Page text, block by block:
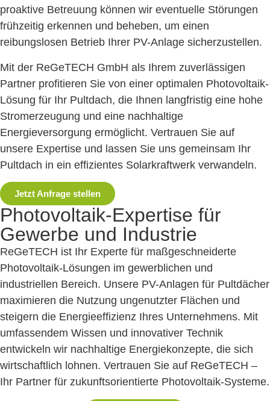
proaktive Betreuung können wir eventuelle Störungen
frühzeitig erkennen und beheben, um einen
reibungslosen Betrieb Ihrer PV-Anlage sicherzustellen.
Mit der ReGeTECH GmbH als Ihrem zuverlässigen
Partner profitieren Sie von einer optimalen Photovoltaik-
Lösung für Ihr Pultdach, die Ihnen langfristig eine hohe
Stromerzeugung und eine nachhaltige
Energieversorgung ermöglicht. Vertrauen Sie auf
unsere Expertise und lassen Sie uns gemeinsam Ihr
Pultdach in ein effizientes Solarkraftwerk verwandeln.
Jetzt Anfrage stellen
Photovoltaik-Expertise für
Gewerbe und Industrie
ReGeTECH ist Ihr Experte für maßgeschneiderte
Photovoltaik-Lösungen im gewerblichen und
industriellen Bereich. Unsere PV-Anlagen für Pultdächer
maximieren die Nutzung ungenutzter Flächen und
steigern die Energieeffizienz Ihres Unternehmens. Mit
umfassendem Wissen und innovativer Technik
entwickeln wir nachhaltige Energiekonzepte, die sich
wirtschaftlich lohnen. Vertrauen Sie auf ReGeTECH –
Ihr Partner für zukunftsorientierte Photovoltaik-Systeme.